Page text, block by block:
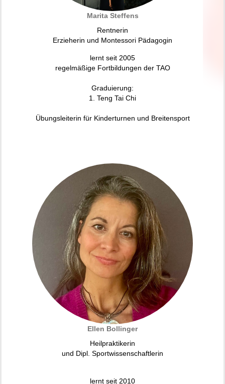
Marita Steffens
Rentnerin
Erzieherin und Montessori Pädagogin
lernt seit 2005
regelmäßige Fortbildungen der TAO
Graduierung:
1. Teng Tai Chi
Übungsleiterin für Kinderturnen und Breitensport
Ellen Bollinger
Heilpraktikerin
und Dipl. Sportwissenschaftlerin
lernt seit 2010